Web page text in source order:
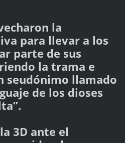
la
para llevar a los
parte de sus
la trama e
seudónimo llamado
de los dioses
3D ante el